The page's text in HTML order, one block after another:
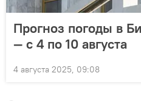
Прогноз погоды в
— с 4 по 10 августа
4 августа 2025, 09:08